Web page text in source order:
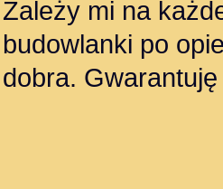
Zależy mi na
budowlanki po
dobra.